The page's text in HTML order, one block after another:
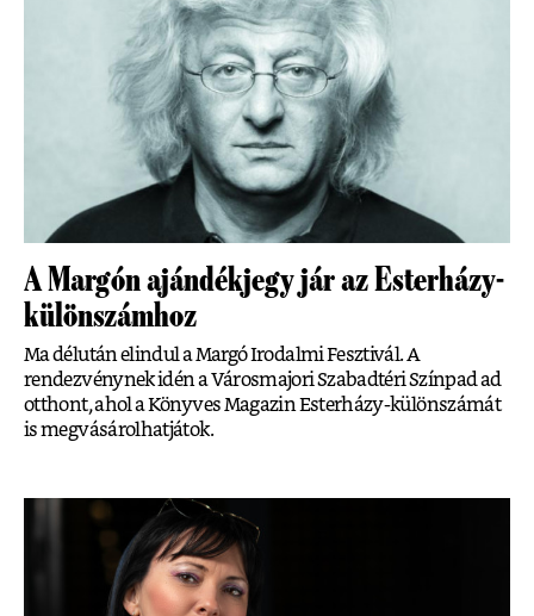
A Margón ajándékjegy jár az Esterházy-
különszámhoz
Ma délután elindul a Margó Irodalmi Fesztivál. A
rendezvénynek idén a Városmajori Szabadtéri Színpad ad
otthont, ahol a Könyves Magazin Esterházy-különszámát
is megvásárolhatjátok.